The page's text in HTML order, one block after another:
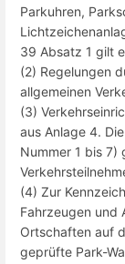
Parkuhren,
39 Absatz 1 gilt
(2) Regelungen
allgemeinen
(3)
aus Anlage 4.
Nummer 1 bis
(4) Zur
Fahrzeugen und
Ortschaften auf
geprüfte Park-